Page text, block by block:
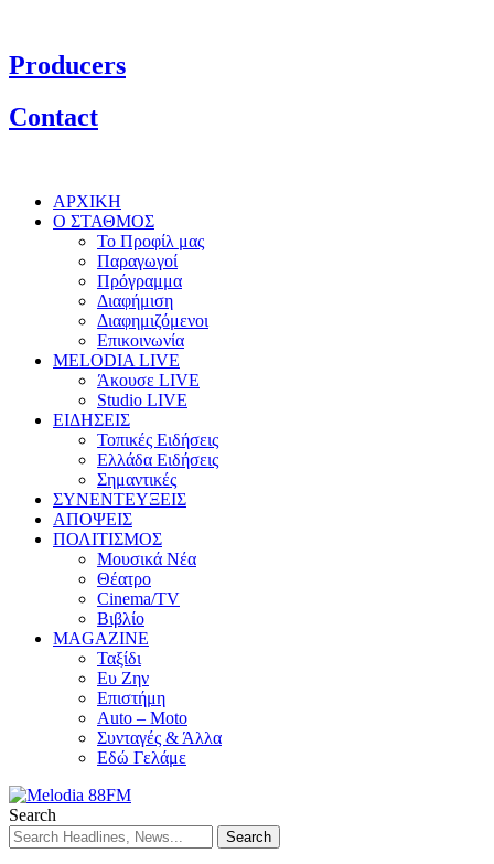
Producers
Contact
ΑΡΧΙΚΗ
Ο ΣΤΑΘΜΟΣ
Το Προφίλ μας
Παραγωγοί
Πρόγραμμα
Διαφήμιση
Διαφημιζόμενοι
Επικοινωνία
MELODIA LIVE
Άκουσε LIVE
Studio LIVE
ΕΙΔΗΣΕΙΣ
Τοπικές Ειδήσεις
Ελλάδα Ειδήσεις
Σημαντικές
ΣΥΝΕΝΤΕΥΞΕΙΣ
ΑΠΟΨΕΙΣ
ΠΟΛΙΤΙΣΜΟΣ
Μουσικά Νέα
Θέατρο
Cinema/TV
Βιβλίο
MAGAZINE
Ταξίδι
Ευ Ζην
Επιστήμη
Auto – Moto
Συνταγές & Άλλα
Εδώ Γελάμε
Search